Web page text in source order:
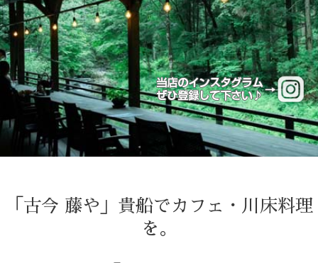
「古今 藤や」貴船でカフェ・川床料理
を。